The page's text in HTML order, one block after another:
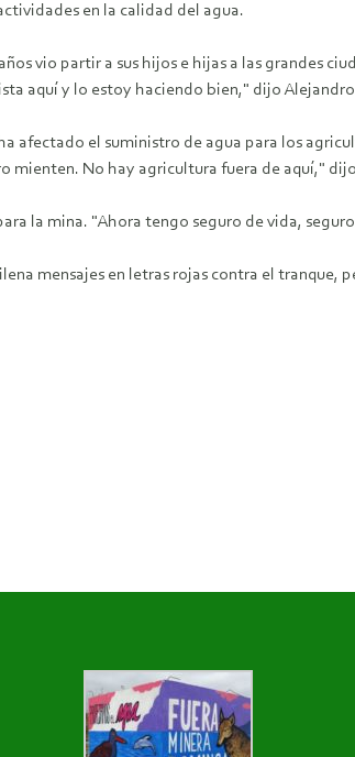
en la calidad del agua.
vio partir a sus hijos e hijas a las grandes
aquí y lo estoy haciendo bien," dijo Alejandro
afectado el suministro de agua para los
mienten. No hay agricultura fuera de aquí,"
la mina. "Ahora tengo seguro de vida,
mensajes en letras rojas contra el